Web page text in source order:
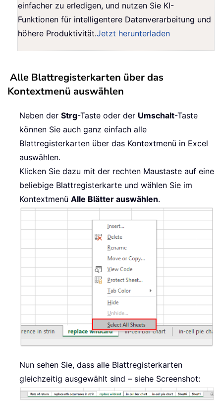
einfacher zu erledigen, und nutzen Sie KI-
Funktionen für intelligentere Datenverarbeitung und
höhere Produktivität.Jetzt herunterladen
Alle Blattregisterkarten über das
Kontextmenü auswählen
Neben der Strg-Taste oder der Umschalt-Taste
können Sie auch ganz einfach alle
Blattregisterkarten über das Kontextmenü in Excel
auswählen.
Klicken Sie dazu mit der rechten Maustaste auf eine
beliebige Blattregisterkarte und wählen Sie im
Kontextmenü Alle Blätter auswählen.
Nun sehen Sie, dass alle Blattregisterkarten
gleichzeitig ausgewählt sind – siehe Screenshot: